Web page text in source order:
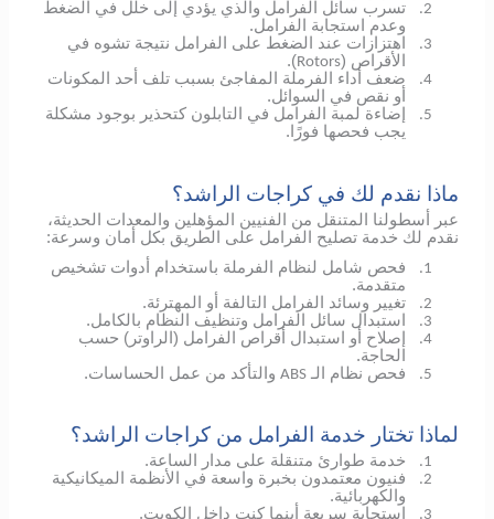
2.
تسرب سائل الفرامل والذي يؤدي إلى خلل في الضغط
وعدم استجابة الفرامل.
3.
اهتزازات عند الضغط على الفرامل نتيجة تشوه في
الأقراص (Rotors
).
4.
ضعف أداء الفرملة المفاجئ بسبب تلف أحد المكونات
أو نقص في السوائل.
5.
إضاءة لمبة الفرامل في التابلون كتحذير بوجود مشكلة
يجب فحصها فورًا.
ماذا نقدم لك في كراجات الراشد؟
عبر أسطولنا المتنقل من الفنيين المؤهلين والمعدات الحديثة،
نقدم لك خدمة تصليح الفرامل على الطريق بكل أمان وسرعة:
1.
فحص شامل لنظام الفرملة باستخدام أدوات تشخيص
متقدمة.
2. تغيير وسائد الفرامل التالفة أو المهترئة.
3. استبدال سائل الفرامل وتنظيف النظام بالكامل.
4.
إصلاح أو استبدال أقراص الفرامل (الراوتر) حسب
الحاجة.
5. فحص نظام الـABS والتأكد من عمل الحساسات.
لماذا تختار خدمة الفرامل من كراجات الراشد؟
1. خدمة طوارئ متنقلة على مدار الساعة.
2.
فنيون معتمدون بخبرة واسعة في الأنظمة الميكانيكية
والكهربائية.
3. استجابة سريعة أينما كنت داخل الكويت.